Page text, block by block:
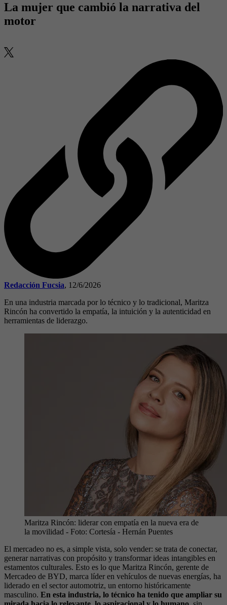
La mujer que cambió la narrativa del
motor
Redacción Fucsia, 12/6/2026
En una industria marcada por lo técnico y lo tradicional, Maritza
Rincón ha convertido la empatía, la intuición y la autenticidad en
herramientas de liderazgo.
Maritza Rincón: liderar con empatía en la nueva era de
la movilidad - Foto: Cortesía - Hernán Puentes
El mercadeo no es, a simple vista, solo vender: se trata de conectar,
generar narrativas con propósito y transformar ideas intangibles en
estamentos culturales. Esto es lo que Maritza Rincón, gerente de
Mercadeo de BYD, marca líder en vehículos de nuevas energías, ha
liderado en el sector automotriz, un entorno históricamente
masculino. En esta industria, lo técnico ha tenido que ampliar su